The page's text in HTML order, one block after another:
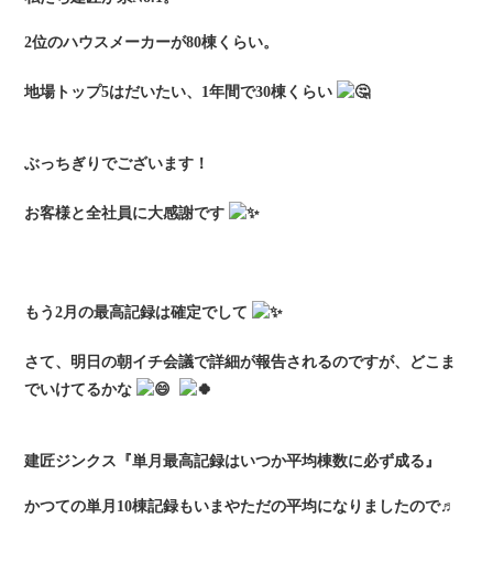
2位のハウスメーカーが80棟くらい。
地場トップ5はだいたい、1年間で30棟くらい
ぶっちぎりでございます！
お客様と全社員に大感謝です
もう2月の最高記録は確定でして
さて、明日の朝イチ会議で詳細が報告されるのですが、どこま
でいけてるかな
建匠ジンクス『単月最高記録はいつか平均棟数に必ず成る』
かつての単月10棟記録もいまやただの平均になりましたので♬